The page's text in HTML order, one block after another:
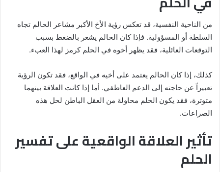
من الناحية النفسية، قد تعكس رؤية الأخ الأكبر مشاعر الحالم تجاه
السلطة أو المسؤولية. فإذا كان الحالم يشعر بالضغط بسبب
التوقعات العائلية، فقد يظهر أخوه في الحلم كرمز لهذا العبء.
كذلك، إذا كان الحالم يعتمد على أخيه في الواقع، فقد تكون الرؤية
تعبيراً عن حاجته إلى الدعم العاطفي. أما إذا كانت العلاقة بينهما
متوترة، فقد يكون الحلم محاولة من العقل الباطن لحل هذه
الصراعات.
تأثير العلاقة الواقعية على تفسير
الحلم